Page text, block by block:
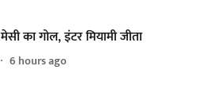
मेसी का गोल, इंटर मियामी जीता
6 hours ago